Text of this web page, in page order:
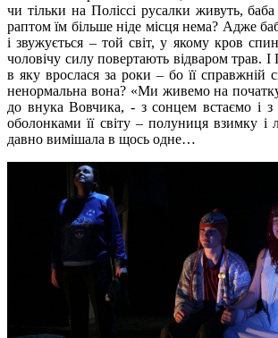
чи тільки на Поліссі русалки живуть,
раптом їм більше ніде місця нема? Адже
і звужується – той світ, у якому кров
чоловічу силу повертають відваром трав.
в яку врослася за роки – бо її справжній
ненормальна вона? «Ми живемо на початку
до внука Вовчика, - з сонцем встаємо і
оболонками її світу – полуниця взимку і
давно вимішала в щось одне…